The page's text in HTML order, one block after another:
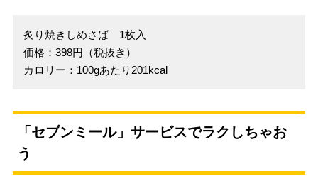
炙り焼きしめさば 1枚入
価格：398円（税抜き）
カロリー：100gあたり201kcal
「セブンミール」サービスでラクしちゃお
う